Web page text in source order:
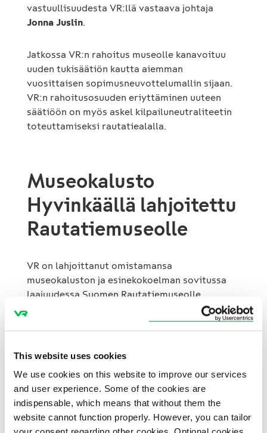
This website uses cookies
We use cookies on this website to improve our services
and user experience. Some of the cookies are
indispensable, which means that without them the
website cannot function properly. However, you can tailor
vastuullisuudesta VR:llä vastaava johtaja
Jonna Juslin.
Jatkossa VR:n rahoitus museolle kanavoituu
uuden tukisäätiön kautta aiemman
vuosittaisen sopimusneuvottelumallin sijaan.
VR:n rahoitusosuuden eriyttäminen uuteen
säätiöön on myös askel kilpailuneutraliteetin
toteuttamiseksi rautatiealalla.
Museokalusto
Hyvinkäällä lahjoitettu
Rautatiemuseolle
VR on lahjoittanut omistamansa
museokaluston ja esinekokoelman sovitussa
laajuudessa Suomen Rautatiemuseolle.
Taustalla on VR-Yhtymä Oyj:n kevään 2024
. Osa
museokalustosta on ollut VR:n omistuksessa,
– Haluamme VR:llä edistää aktiivisesti
markkinaehtoista ja kilpailuneutraalia
toimintaympäristöä rautatiealalla. Olemme